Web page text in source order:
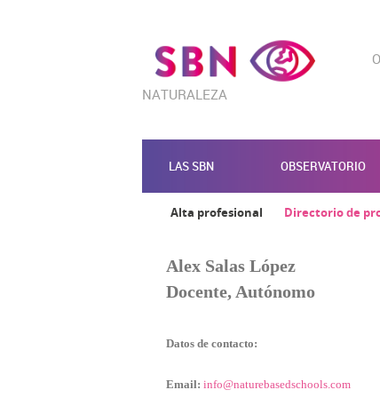
NATURALEZA
LAS SBN OBSERVATORIO
Alta profesional Directorio de
Alex Salas López
Docente, Autónomo
Datos de contacto:
Email: info@naturebasedschools.com